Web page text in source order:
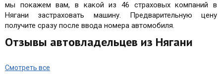
мы покажем вам, в какой из 46 страховых компаний в
Нягани застраховать машину. Предварительную цену
получите сразу после ввода номера автомобиля.
Отзывы автовладельцев из Нягани
Смотреть все